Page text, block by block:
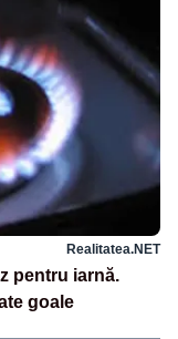
Realitatea.NET
pentru iarnă.
goale